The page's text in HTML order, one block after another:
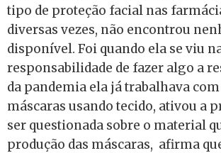
tipo de proteção facial nas
diversas vezes, não encontrou
disponível. Foi quando ela se viu
responsabilidade de fazer algo a
da pandemia ela já trabalhava
máscaras usando tecido, ativou a
ser questionada sobre o material
produção das máscaras, afirma